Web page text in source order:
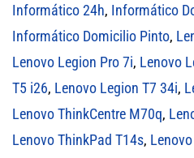
Informático 24h, Informático
Informático Domicilio Pinto,
Lenovo Legion Pro 7i, Lenovo
T5 i26, Lenovo Legion T7 34i,
Lenovo ThinkCentre M70q,
Lenovo ThinkPad T14s,